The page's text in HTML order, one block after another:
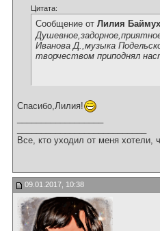
Цитата:
Сообщение от Лилия
Иванова Д.,музыка
творчеством приподнял
Спасибо,Лилия!
Все, кто уходил от меня хотели,
09.01.2017, 10:38